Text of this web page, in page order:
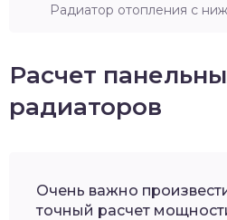
Радиатор отопления с
Расчет
радиаторов
Очень важно
точный расчет